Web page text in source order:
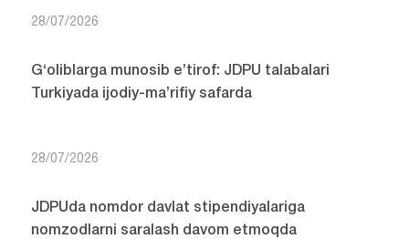
28/07/2026
G‘oliblarga munosib e’tirof: JDPU talabalari
Turkiyada ijodiy-ma’rifiy safarda
28/07/2026
JDPUda nomdor davlat stipendiyalariga
nomzodlarni saralash davom etmoqda